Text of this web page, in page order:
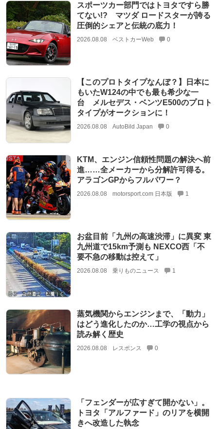
スポーツカー部門ではトヨタですら勝
てない!? マツダ ロードスターが誇る
圧倒的シェアと伝統の底力！
2026.08.08 ベストカーWeb 0
【このプロトタイプなんぼ？】日本に
もいたW124の中でも最も希少な一
台 メルセデス・ベンツE500のプロト
タイプがオークションに！
2026.08.08 AutoBild Japan 0
KTM、エンジン信頼性問題の解決へ前
進……全メーカーから分解許可得る。
アラゴンGPからフルパワー？
2026.08.08 motorsport.com 日本版 1
お盆目前「九州の高速渋滞」に異変 東
九州道で15km予測も NEXCO西「不
要不急の移動は控えて」
2026.08.08 乗りものニュース 1
蒸気機関からエンジンまで、「動力」
はどう進化したのか…工学の視点から
読み解く歴史
2026.08.08 レスポンス 0
「フェンダーが広すぎて開かない」。
トヨタ「アルファード」のリアを横開
きへ改造した執念